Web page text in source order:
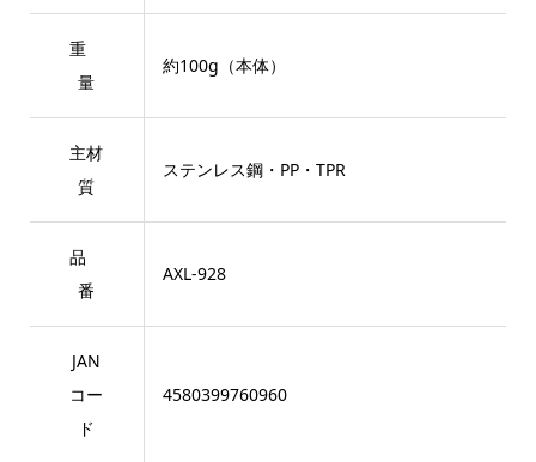
重
量
約100g（本体）
主材
質
ステンレス鋼・PP・TPR
品
番
AXL-928
JAN
コー
ド
4580399760960